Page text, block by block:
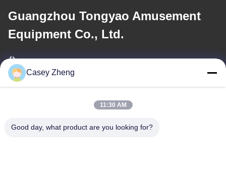
Guangzhou Tongyao Amusement
Equipment Co., Ltd.
ईमेल
Casey Zheng
11:30 AM
Good day, what product are you looking for?